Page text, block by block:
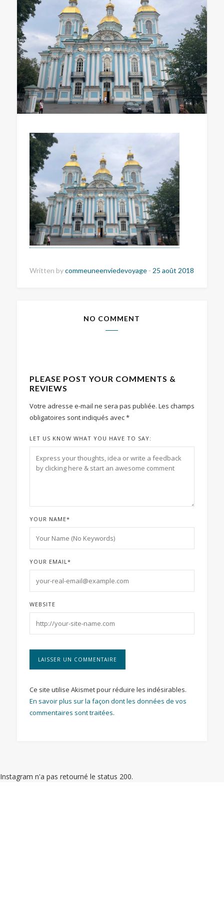
Written bycommeuneenviedevoyage - 25 août 2018
NO COMMENT
PLEASE POST YOUR COMMENTS &
REVIEWS
Votre adresse e-mail ne sera pas publiée. Les champs
obligatoires sont indiqués avec*
LET US KNOW WHAT YOU HAVE TO SAY:
YOUR NAME*
YOUR EMAIL*
WEBSITE
Ce site utilise Akismet pour réduire les indésirables.
En savoir plus sur la façon dont les données de vos
commentaires sont traitées.
Instagram n'a pas retourné le status 200.